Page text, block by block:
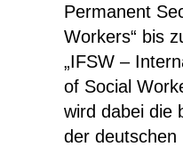
Permanent
Workers“ bis
„IFSW –
of Social
wird dabei die
der deutschen